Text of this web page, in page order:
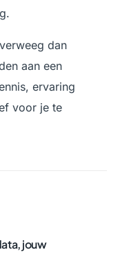
dan
aan een
ervaring
voor je te
jouw